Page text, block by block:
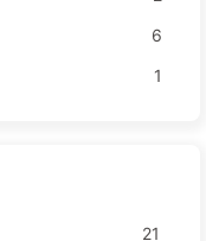
6
1
21